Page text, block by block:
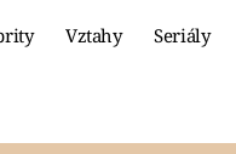
Vztahy Seriály